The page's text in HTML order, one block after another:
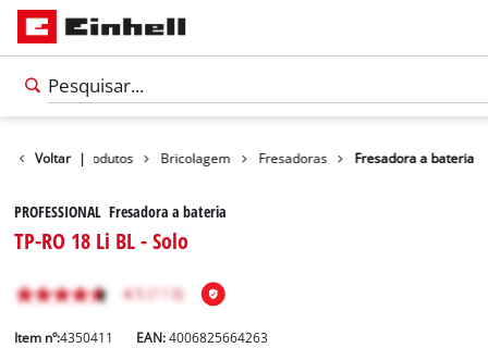
Voltar |Produtos Bricolagem Fresadoras Fresadora a bateria
PROFESSIONAL Fresadora a bateria
TP-RO 18 Li BL - Solo
Item nº:4350411 EAN:4006825664263